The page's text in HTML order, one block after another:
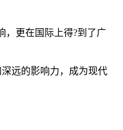
，更在国际上得?到了广
远的影响力，成为现代